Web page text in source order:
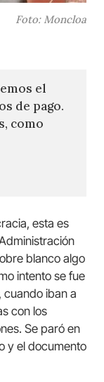
Foto: Moncloa
el
de pago.
como
esta es
blanco algo
intento se fue
cuando iban a
con los
Se paró en
y el documento